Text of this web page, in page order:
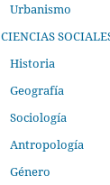
Urbanismo
CIENCIAS
Historia
Geografía
Sociología
Antropología
Género